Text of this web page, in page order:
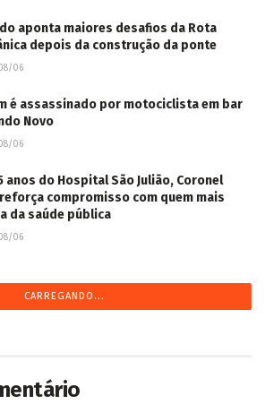
aponta maiores desafios da Rota
depois da construção da ponte
06
é assassinado por motociclista em bar
Novo
06
anos do Hospital São Julião, Coronel
compromisso com quem mais
da saúde pública
06
CARREGANDO...